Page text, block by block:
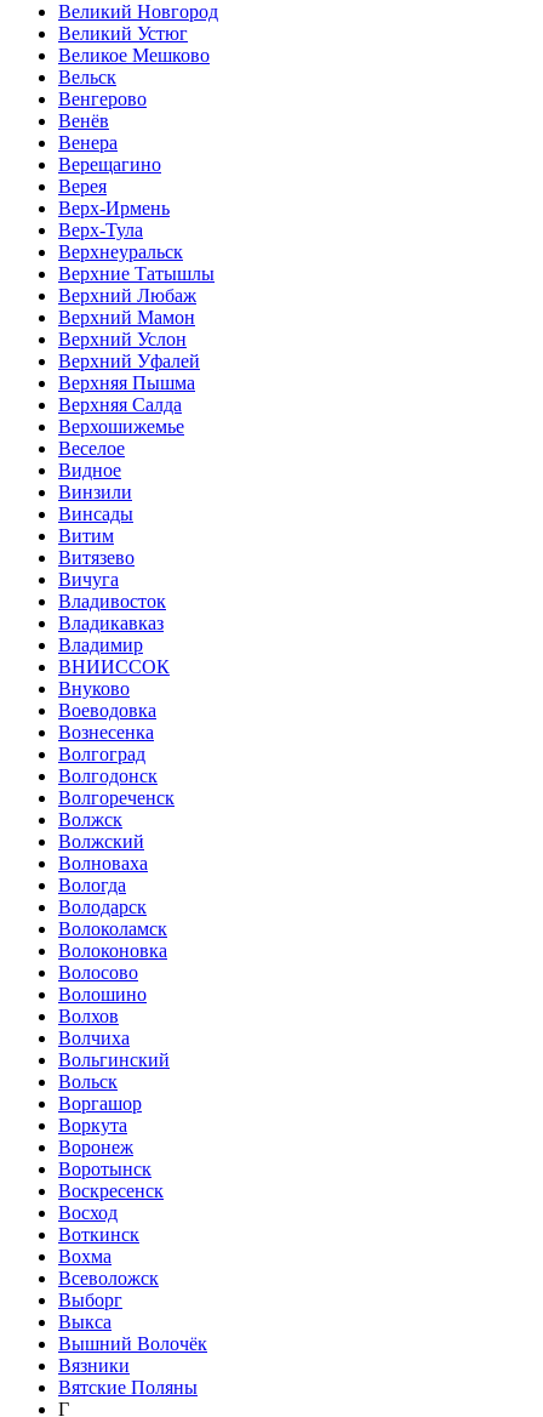
Великий Новгород
Великий Устюг
Великое Мешково
Вельск
Венгерово
Венёв
Венера
Верещагино
Верея
Верх-Ирмень
Верх-Тула
Верхнеуральск
Верхние Татышлы
Верхний Любаж
Верхний Мамон
Верхний Услон
Верхний Уфалей
Верхняя Пышма
Верхняя Салда
Верхошижемье
Веселое
Видное
Винзили
Винсады
Витим
Витязево
Вичуга
Владивосток
Владикавказ
Владимир
ВНИИССОК
Внуково
Воеводовка
Вознесенка
Волгоград
Волгодонск
Волгореченск
Волжск
Волжский
Волноваха
Вологда
Володарск
Волоколамск
Волоконовка
Волосово
Волошино
Волхов
Волчиха
Вольгинский
Вольск
Воргашор
Воркута
Воронеж
Воротынск
Воскресенск
Восход
Воткинск
Вохма
Всеволожск
Выборг
Выкса
Вышний Волочёк
Вязники
Вятские Поляны
Г